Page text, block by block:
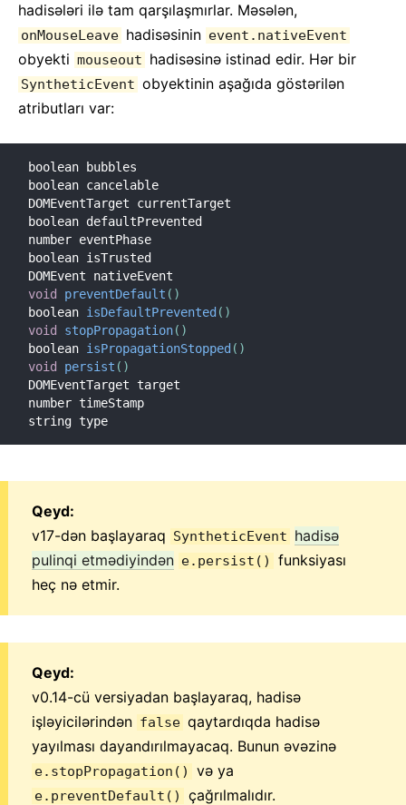
hadisələri ilə tam qarşılaşmırlar. Məsələn,
onMouseLeave hadisəsinin event.nativeEvent
obyekti mouseout hadisəsinə istinad edir. Hər bir
SyntheticEvent obyektinin aşağıda göstərilən
atributları var:
boolean bubbles
boolean cancelable
DOMEventTarget currentTarget
boolean defaultPrevented
number eventPhase
boolean isTrusted
void
preventDefault ( )
boolean isDefaultPrevented ( )
void
stopPropagation( )
boolean isPropagationStopped ( )
void
persist ( )
DOMEventTarget target
number timeStamp
string type
Qeyd:
v17-dən başlayaraq SyntheticEvent hadisə
pulinqi etmədiyindən e.persist()
funksiyası
heç nə etmir.
Qeyd:
v0.14-cü versiyadan başlayaraq, hadisə
işləyicilərindən false qaytardıqda hadisə
yayılması dayandırılmayacaq. Bunun əvəzinə
e.stopPropagation() və ya
e.preventDefault() çağrılmalıdır.
Performansın Optimallaşdırılması
Portallar
Profayler
ES6-sız React
Ref-lər və DOM
Render Propları
Statik Tip Yoxlamaları
Strict Rejimi
PropType-lar ilə Tip Yoxlamaları
Kontrolsuz Komponentlər
Veb Komponentlər
API ARAYIŞI
React
React.Component
ReactDOMServer
DOM Elementləri
SyntheticEvent
Lüğət
HOOKLAR
1. Hooklara Giriş
2. Hooklar Bir Baxışda